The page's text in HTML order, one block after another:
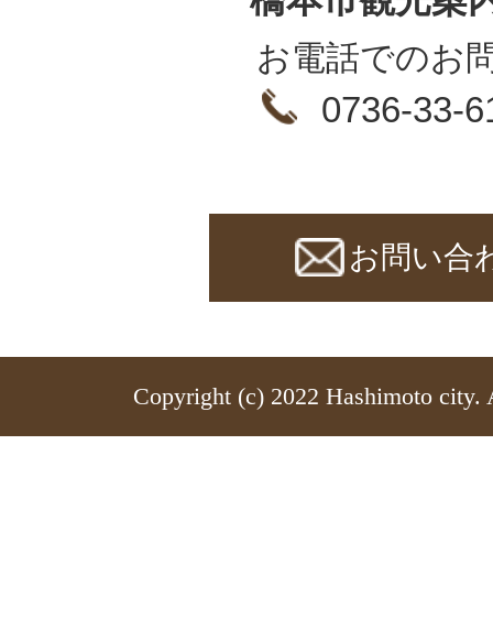
お電話でのお
0736-33-
お問い合
Copyright (c) 2022 Hashimoto city.